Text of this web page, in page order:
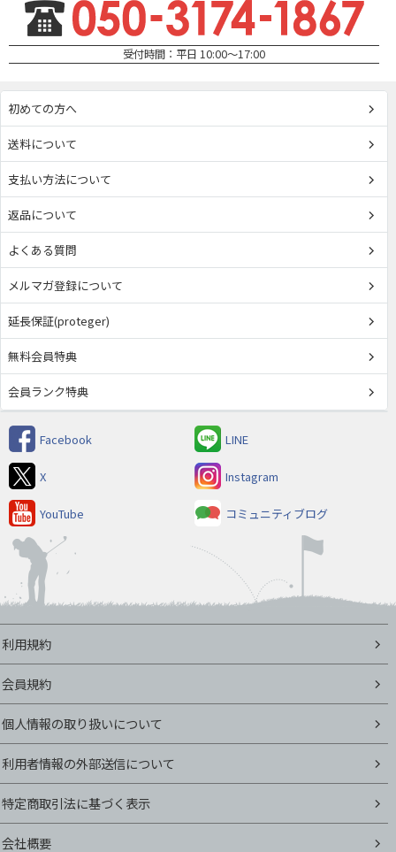
受付時間：平日 10:00～17:00
初めての方へ
送料について
支払い方法について
返品について
よくある質問
メルマガ登録について
延長保証(proteger)
無料会員特典
会員ランク特典
Facebook LINE
X Instagram
YouTube コミュニティブログ
利用規約
会員規約
個人情報の取り扱いについて
利用者情報の外部送信について
特定商取引法に基づく表示
会社概要